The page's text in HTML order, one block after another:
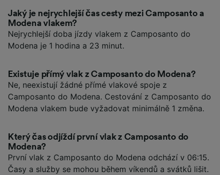
Jaký je nejrychlejší čas cesty mezi Camposanto a
Modena vlakem?
Nejrychlejší doba jízdy vlakem z Camposanto do
Modena je 1 hodina a 23 minut.
Existuje přímý vlak z Camposanto do Modena?
Ne, neexistují žádné přímé vlakové spoje z
Camposanto do Modena. Cestování z Camposanto do
Modena vlakem bude vyžadovat minimálně 1 změna.
Který čas odjíždí první vlak z Camposanto do
Modena?
První vlak z Camposanto do Modena odchází v 06:15.
Časy a služby se mohou během víkendů a svátků lišit.